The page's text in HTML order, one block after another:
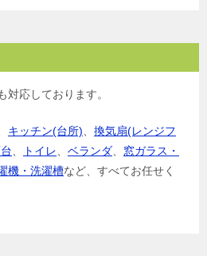
対応しております。
キッチン(台所)
換気扇(レンジフ
トイレ ベランダ
窓ガラス・
機・洗濯槽など、すべてお任せく